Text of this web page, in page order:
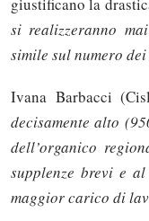
si realizzeranno
simile sul numero
Ivana Barbacci
decisamente alto
dell’organico
supplenze brevi e
maggior carico di